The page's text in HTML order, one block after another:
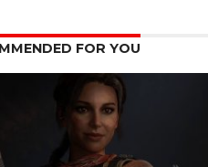
FOR YOU